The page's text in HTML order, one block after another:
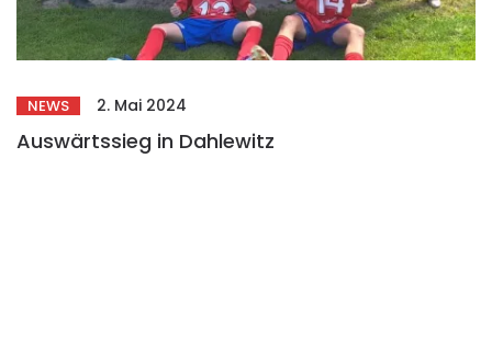
NEWS 2. Mai 2024
Auswärtssieg in Dahlewitz